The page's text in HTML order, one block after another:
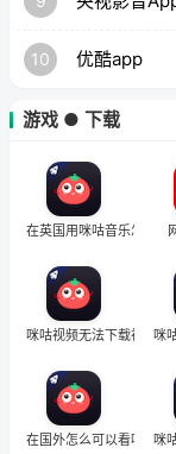
10 优酷app
游戏 ● 下载
在英国用咪咕音乐怎么把
咪咕视频无法下载视频是
咪
在国外怎么可以看咪咕视
咪